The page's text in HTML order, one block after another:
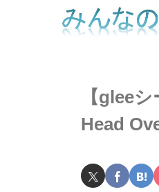
【glee
Head